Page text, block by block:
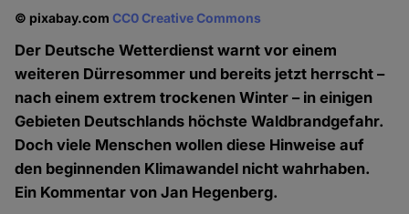
© pixabay.comCC0 Creative Commons
Der Deutsche Wetterdienst warnt vor einem
weiteren Dürresommer und bereits jetzt herrscht –
nach einem extrem trockenen Winter – in einigen
Gebieten Deutschlands höchste Waldbrandgefahr.
Doch viele Menschen wollen diese Hinweise auf
den beginnenden Klimawandel nicht wahrhaben.
Ein Kommentar von Jan Hegenberg.